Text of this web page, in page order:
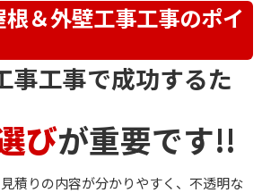
根＆外壁工事工事のポイ
事工事で成功するた
びが重要です!!
見積りの内容が分かりやすく、不透明な